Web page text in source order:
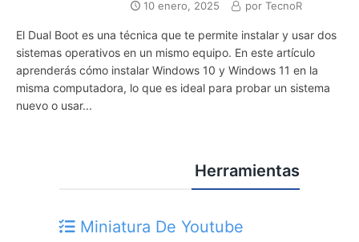
10 enero, 2025 por TecnoR
El Dual Boot es una técnica que te permite instalar y usar dos
sistemas operativos en un mismo equipo. En este artículo
aprenderás cómo instalar Windows 10 y Windows 11 en la
misma computadora, lo que es ideal para probar un sistema
nuevo o usar...
Herramientas
Miniatura De Youtube